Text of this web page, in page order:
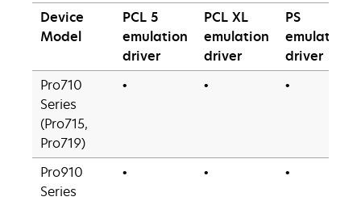
Device
Model
PCL 5
emulation
driver
PCL XL
emulation
driver
PS
emulation
driver
Pro710
Series
(Pro715,
Pro719)
• • •
Pro910
Series
• • •